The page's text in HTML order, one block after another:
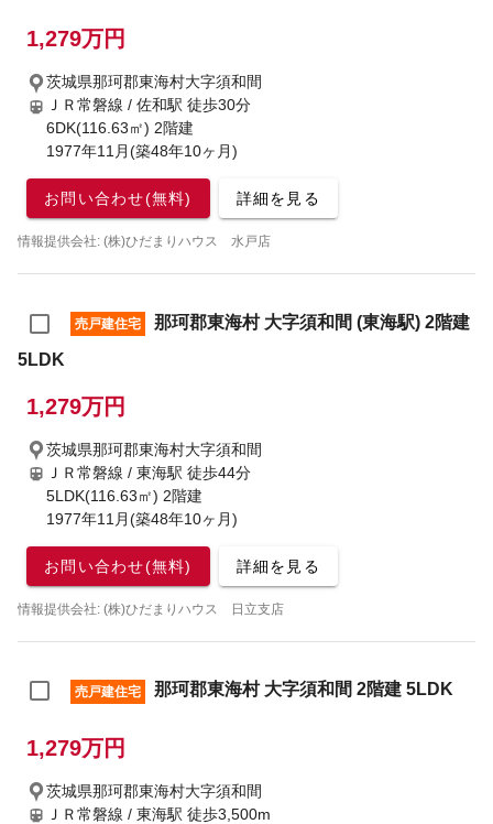
1,279万円
茨城県那珂郡東海村大字須和間
ＪＲ常磐線 / 佐和駅 徒歩30分
6DK(116.63㎡) 2階建
1977年11月(築48年10ヶ月)
お問い合わせ(無料) 詳細を見る
情報提供会社: (株)ひだまりハウス 水戸店
売戸建住宅
那珂郡東海村 大字須和間 (東海駅) 2階建
5LDK
1,279万円
茨城県那珂郡東海村大字須和間
ＪＲ常磐線 / 東海駅 徒歩44分
5LDK(116.63㎡) 2階建
1977年11月(築48年10ヶ月)
お問い合わせ(無料) 詳細を見る
情報提供会社: (株)ひだまりハウス 日立支店
売戸建住宅 那珂郡東海村 大字須和間 2階建 5LDK
1,279万円
茨城県那珂郡東海村大字須和間
ＪＲ常磐線 / 東海駅 徒歩3,500m